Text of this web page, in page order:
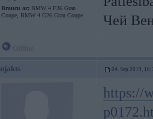
Braucu ar: BMW 4 F36 Gran
Coupe, BMW 4 G26 Gran Coupe
Чей
njakts 04. Sep 2019,
https://